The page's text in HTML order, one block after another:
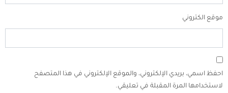
موقع الكتروني
احفظ اسمي، بريدي الإلكتروني، والموقع الإلكتروني في هذا المتصفح
لاستخدامها المرة المقبلة في تعليقي.